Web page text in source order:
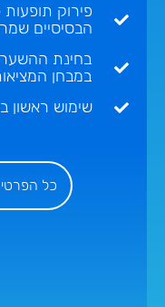
פירוק תופעות
הבסיסיים
בחינת
במבחן
שימוש ראשון
כל